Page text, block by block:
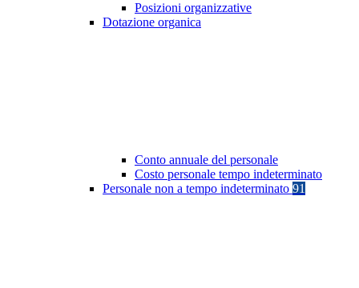
Posizioni organizzative
Dotazione organica
Conto annuale del personale
Costo personale tempo indeterminato
Personale non a tempo indeterminato 91